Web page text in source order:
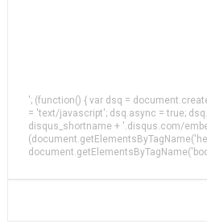
'; (function() { var dsq =
= 'text/javascript'; dsq.async = true;
disqus_shortname + '.disqus.com/